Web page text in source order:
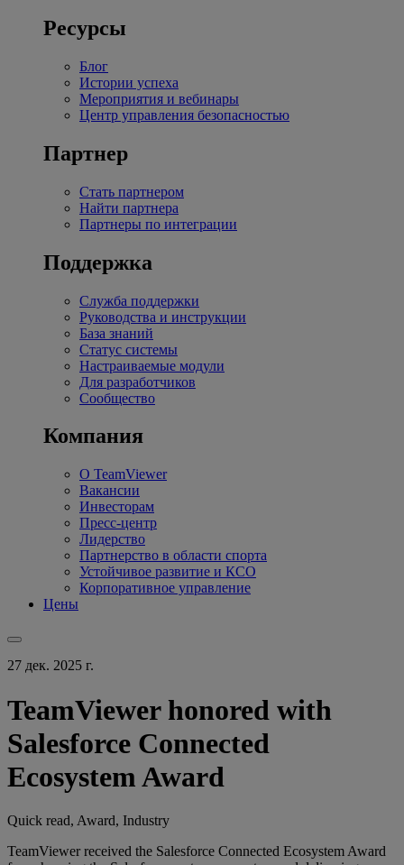
Ресурсы
Блог
Истории успеха
Мероприятия и вебинары
Центр управления безопасностью
Партнер
Стать партнером
Найти партнера
Партнеры по интеграции
Поддержка
Служба поддержки
Руководства и инструкции
База знаний
Статус системы
Настраиваемые модули
Для разработчиков
Сообщество
Компания
О TeamViewer
Вакансии
Инвесторам
Пресс-центр
Лидерство
Партнерство в области спорта
Устойчивое развитие и КСО
Корпоративное управление
Цены
27 дек. 2025 г.
TeamViewer honored with
Salesforce Connected
Ecosystem Award
Quick read, Award, Industry
TeamViewer received the Salesforce Connected Ecosystem Award